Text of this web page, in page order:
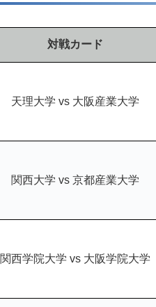
対戦カード
天理大学 vs 大阪産業大学
関西大学 vs 京都産業大学
関西学院大学 vs 大阪学院大学